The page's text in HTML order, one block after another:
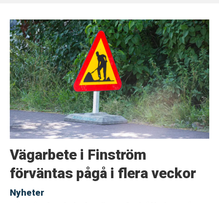
Vägarbete i Finström
förväntas pågå i flera veckor
Nyheter